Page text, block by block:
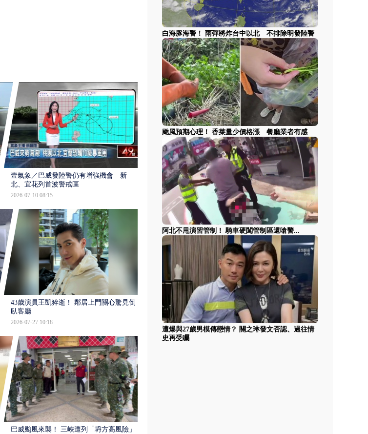
壹氣象／巴威發陸警仍有增強機會 新
北、宜花列首波警戒區
2026-07-10 08:15
43歲演員王凱猝逝！ 鄰居上門關心驚見倒
臥客廳
2026-07-27 10:18
巴威颱風來襲！ 三峽遭列「坍方高風險」
白海豚海警！ 雨彈將炸台中以北 不排除明發陸警
颱風預期心理！ 香菜量少價格漲 餐廳業者有感
阿北不甩演習管制！ 騎車硬闖管制區還嗆警...
遭爆與27歲男模傳戀情？ 關之琳發文否認、過往情
史再受矚